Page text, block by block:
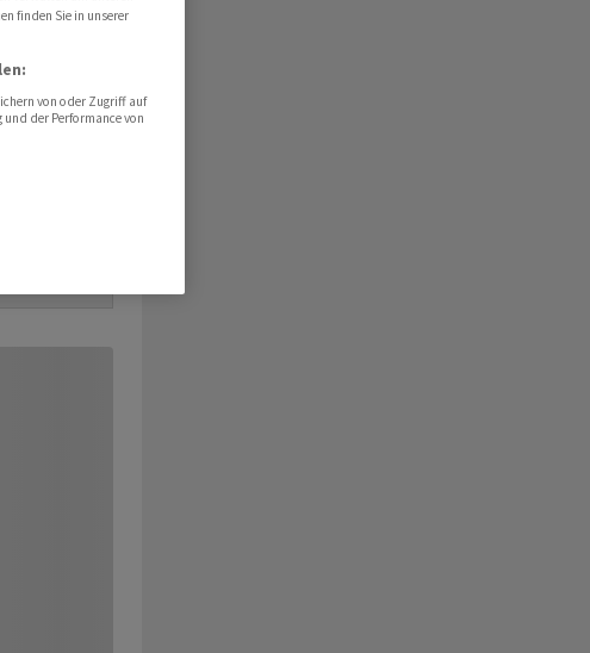
finden Sie in unserer
von oder Zugriff auf
der Performance von